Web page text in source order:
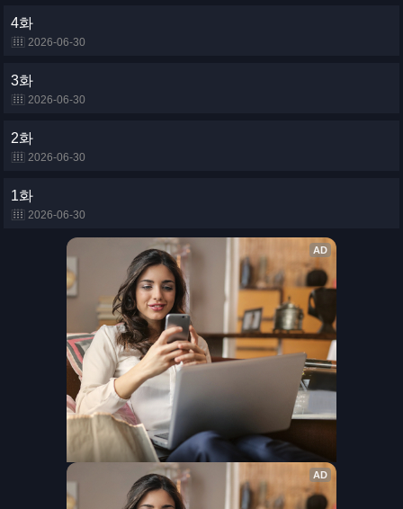
4화
2026-06-30
3화
2026-06-30
2화
2026-06-30
1화
2026-06-30